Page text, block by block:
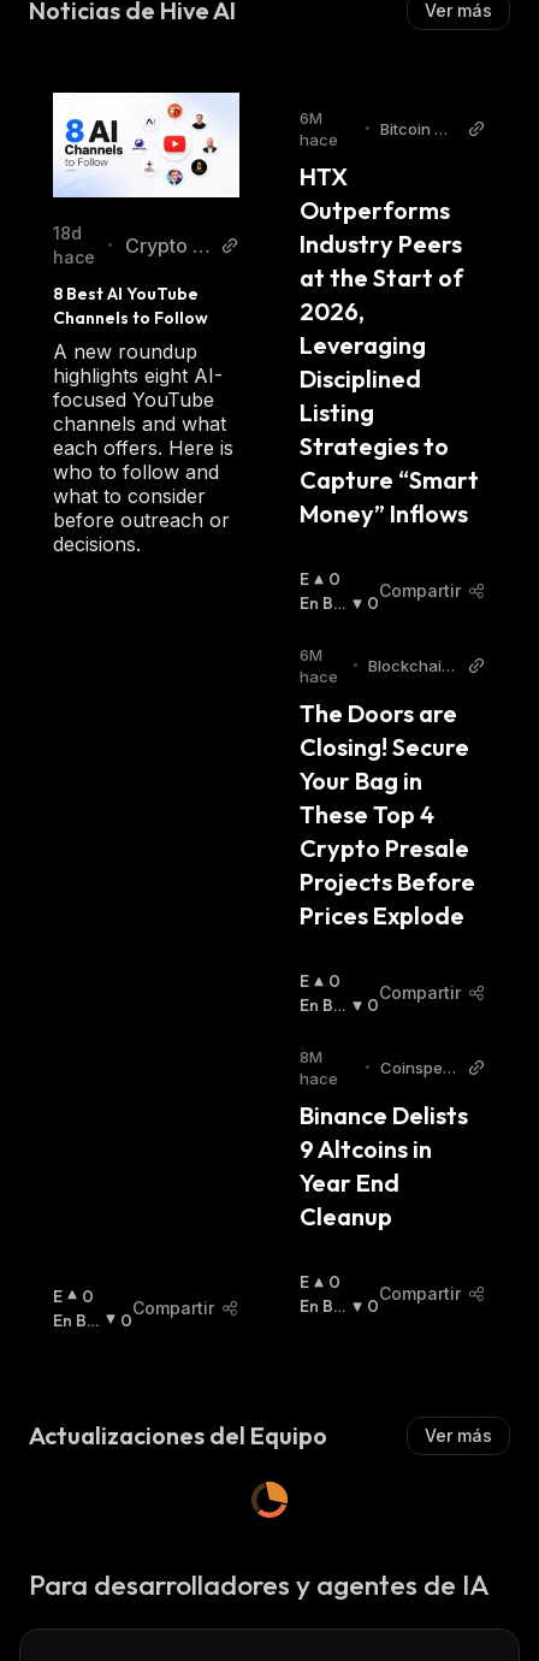
Noticias de Hive AI Ver más
18d
hace
•
Crypto Br
ews
8 Best AI YouTube
Channels to Follow
A new roundup
highlights eight AI-
focused YouTube
channels and what
each offers. Here is
who to follow and
what to consider
before outreach or
decisions.
E
N
:
0
En Baj
0
Compartir
6M
hace
•
Bitcoin Wo
HTX
Outperforms
Industry Peers
at the Start of
2026,
Leveraging
Disciplined
Listing
Strategies to
Capture “Smart
Money” Inflows
E
N
L
Z
0
En Baj
0
Compartir
6M
hace
•
Blockchain
The Doors are
Closing! Secure
Your Bag in
These Top 4
Crypto Presale
Projects Before
Prices Explode
E
N
L
Z
:
0
En Baj
0
Compartir
8M
hace
•
Coinspea
Binance Delists
9 Altcoins in
Year End
Cleanup
E
N
0
En Baj
0
Compartir
Actualizaciones del Equipo Ver más
Para desarrolladores y agentes de IA